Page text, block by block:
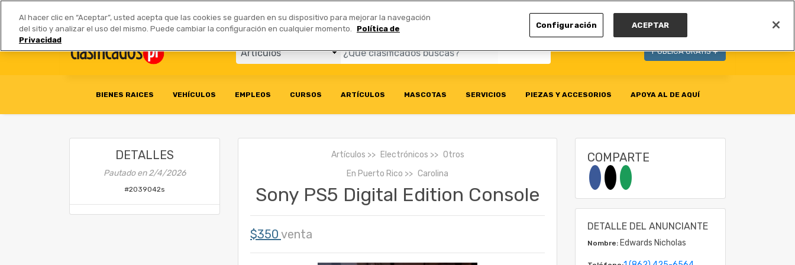
Anúnciate | Tarifas Socios Comerciales
PUBLICA GRATIS +
BIENES RAICES VEHÍCULOS EMPLEOS CURSOS ARTÍCULOS MASCOTAS SERVICIOS PIEZAS Y ACCESORIOS APOYA AL DE AQUÍ
DETALLES
Pautado en2/4/2026
#2039042s
Artículos Electrónicos
Otros
En Puerto Rico Carolina
Sony PS5 Digital Edition Console
$350 venta
COMPARTE
DETALLE DEL ANUNCIANTE
Nombre: Edwards Nicholas
Al hacer clic en “Aceptar”, usted acepta que las cookies se guarden en su dispositivo para mejorar la navegación
del sitio y analizar el uso del mismo. Puede cambiar la configuración en cualquier momento.
Política de
Privacidad
Configuración ACEPTAR